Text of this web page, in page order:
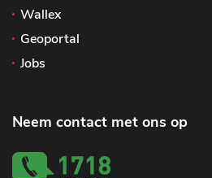
Wallex
Geoportal
Jobs
Neem contact met ons op